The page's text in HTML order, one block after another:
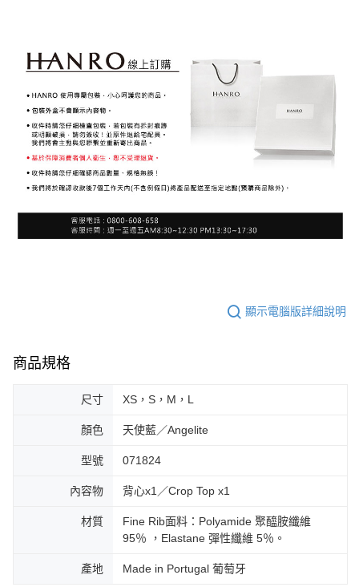
顯示電腦版詳細說明
商品規格
尺寸 XS，S，M，L
顏色 天使藍／Angelite
型號 071824
內容物 背心x1／Crop Top x1
材質
Fine Rib面料：Polyamide 聚醯胺纖維
95％ ，Elastane 彈性纖維 5％。
產地 Made in Portugal 葡萄牙